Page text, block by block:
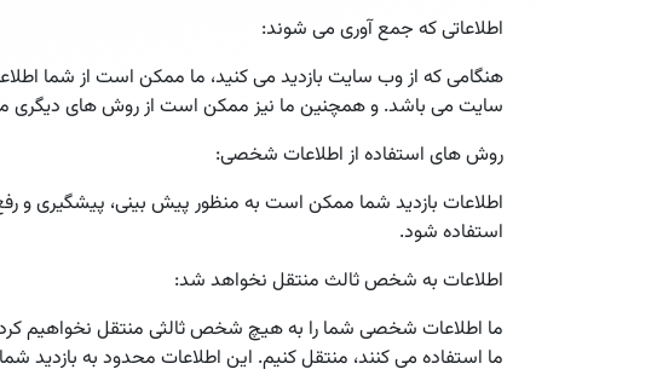
اطلاعاتی که جمع آوری می شوند:
هنگامی که از وب سایت بازدید می کنید، ما ممکن است از شما
سایت می باشد. و همچنین ما نیز ممکن است از روش های دیگری
روش های استفاده از اطلاعات شخصی:
اطلاعات بازدید شما ممکن است به منظور پیش بینی، پیشگیری و
استفاده شود.
اطلاعات به شخص ثالث منتقل نخواهد شد:
ما اطلاعات شخصی شما را به هیچ شخص ثالثی منتقل نخواهیم کرد،
ما استفاده می کنند، منتقل کنیم. این اطلاعات محدود به